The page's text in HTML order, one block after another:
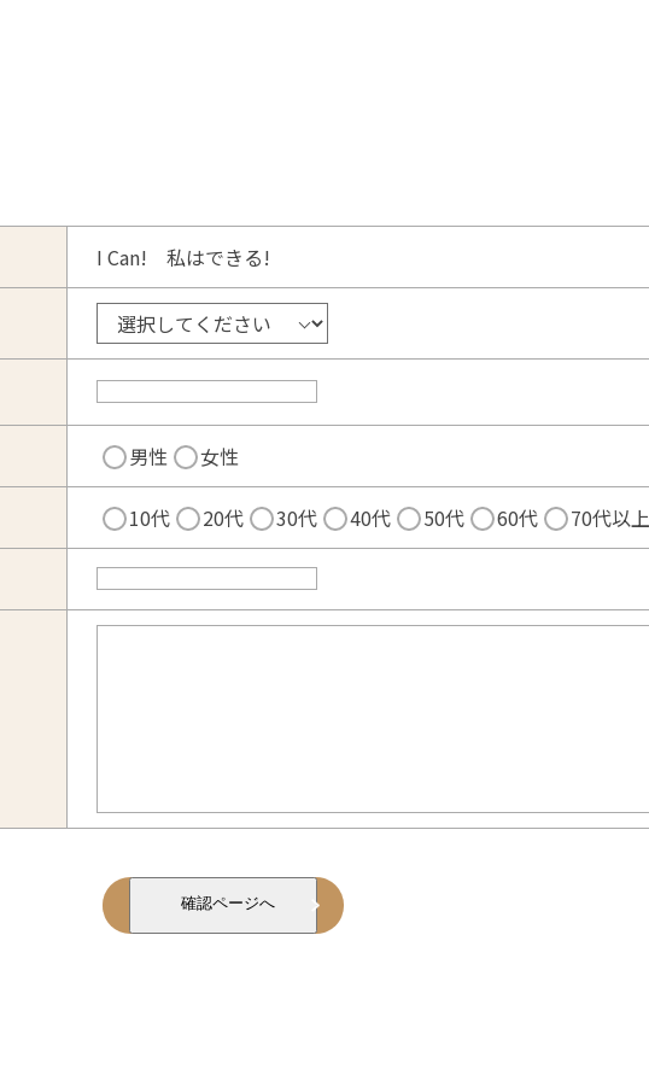
I Can! 私はできる!
男性 女性
10代 20代 30代 40代 50代 60代 70代以上